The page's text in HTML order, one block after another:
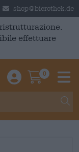
shop@bierothek.de
effettuare
Einloggen /
0